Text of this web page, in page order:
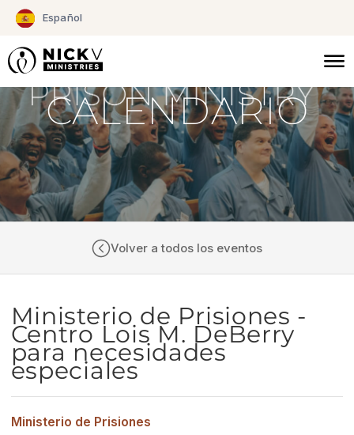
Español
contenido
CALENDARIO
Volver a todos los eventos
Ministerio de Prisiones -
Centro Lois M. DeBerry
para necesidades
especiales
Ministerio de Prisiones